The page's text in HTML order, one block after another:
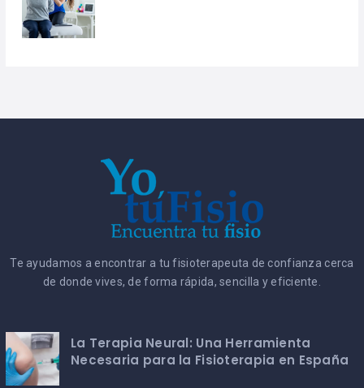
Te ayudamos a encontrar a tu fisioterapeuta de confianza cerca
de donde vives, de forma rápida, sencilla y eficiente.
La Terapia Neural: Una Herramienta
Necesaria para la Fisioterapia en España